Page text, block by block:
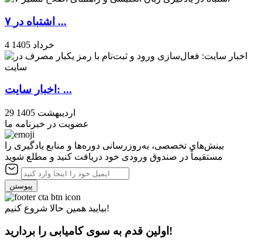
۷ اشتباه در ...
4 خرداد 1405
اخبار سایت: ...
29 اردیبهشت 1405
عضویت در خبرنامه ما
بینش‌های تخصصی، به‌روزرسانی دوره‌ها و منابع یادگیری را
مستقیماً در صندوق ورودی خود دریافت کنید و مطلع شوید
پیوستن
بیایید همین حالا شروع کنیم!
اولین قدم به سوی کامیابی را بردارید!